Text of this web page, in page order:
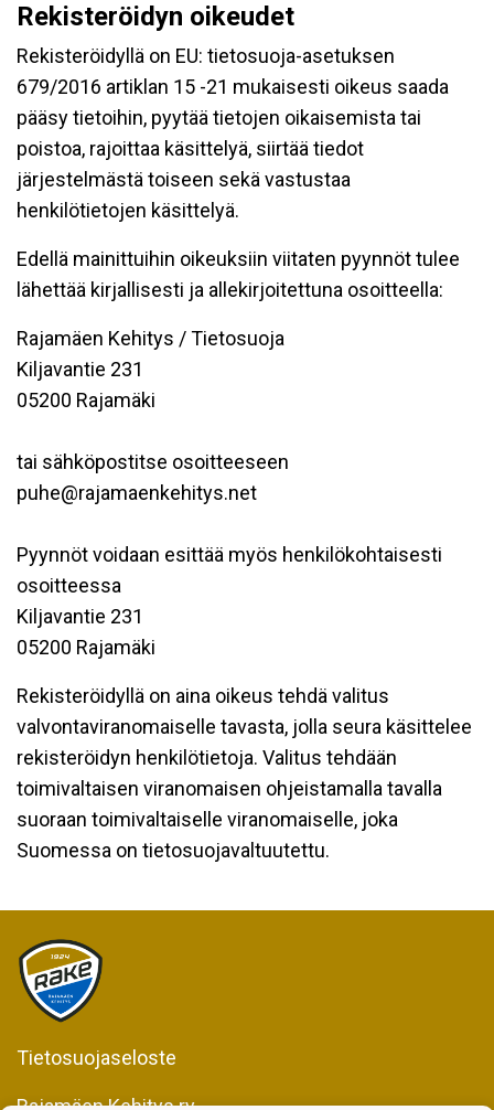
Rekisteröidyn oikeudet
Rekisteröidyllä on EU: tietosuoja-asetuksen
679/2016 artiklan 15 -21 mukaisesti oikeus saada
pääsy tietoihin, pyytää tietojen oikaisemista tai
poistoa, rajoittaa käsittelyä, siirtää tiedot
järjestelmästä toiseen sekä vastustaa
henkilötietojen käsittelyä.
Edellä mainittuihin oikeuksiin viitaten pyynnöt tulee
lähettää kirjallisesti ja allekirjoitettuna osoitteella:
Rajamäen Kehitys / Tietosuoja
Kiljavantie 231
05200 Rajamäki
tai sähköpostitse osoitteeseen
puhe@rajamaenkehitys.net
Pyynnöt voidaan esittää myös henkilökohtaisesti
osoitteessa
Kiljavantie 231
05200 Rajamäki
Rekisteröidyllä on aina oikeus tehdä valitus
valvontaviranomaiselle tavasta, jolla seura käsittelee
rekisteröidyn henkilötietoja. Valitus tehdään
toimivaltaisen viranomaisen ohjeistamalla tavalla
suoraan toimivaltaiselle viranomaiselle, joka
Suomessa on tietosuojavaltuutettu.
Tietosuojaseloste